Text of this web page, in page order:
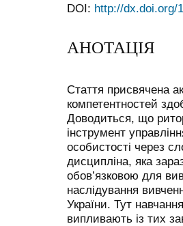
DOI: http://dx.doi.org/
АНОТАЦІЯ
Стаття присвячена
компетентностей
Доводиться, що
інструмент
особистості через
дисципліна, яка
обов’язковою для
наслідування
України. Тут
випливають із тих